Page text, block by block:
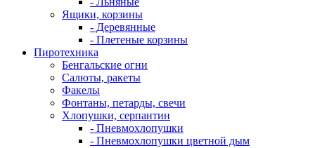
Ящики, корзины
- Деревянные
- Плетеные корзины
Пиротехника
Бенгальские огни
Салюты, ракеты
Факелы
Фонтаны, петарды, свечи
Хлопушки, серпантин
- Пневмохлопушки
- Пневмохлопушки цветной дым